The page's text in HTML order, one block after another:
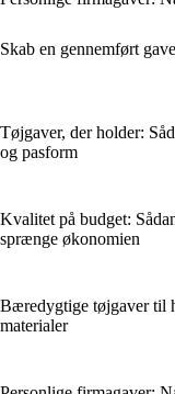
Skab en gennemført
Tøjgaver, der holder:
og pasform
Kvalitet på budget:
sprænge økonomien
Bæredygtige tøjgaver til
materialer